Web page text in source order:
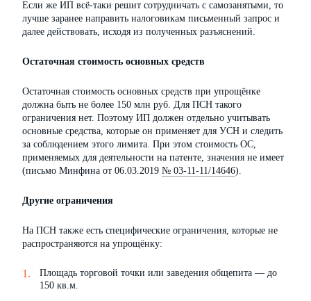
Если же ИП всё-таки решит сотрудничать с самозанятыми, то
лучше заранее направить налоговикам письменный запрос и
далее действовать, исходя из полученных разъяснений.
Остаточная стоимость основных средств
Остаточная стоимость основных средств при упрощёнке
должна быть не более 150 млн руб. Для ПСН такого
ограничения нет. Поэтому ИП должен отдельно учитывать
основные средства, которые он применяет для УСН и следить
за соблюдением этого лимита. При этом стоимость ОС,
применяемых для деятельности на патенте, значения не имеет
(письмо Минфина от 06.03.2019 № 03-11-11/14646).
Другие ограничения
На ПСН также есть специфические ограничения, которые не
распространяются на упрощёнку:
Площадь торговой точки или заведения общепита — до
150 кв.м.